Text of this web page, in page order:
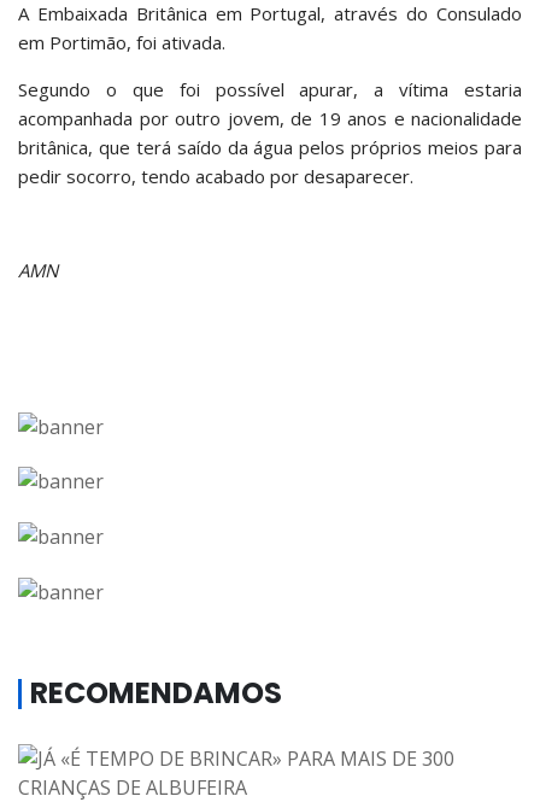
A Embaixada Britânica em Portugal, através do Consulado
em Portimão, foi ativada.
Segundo o que foi possível apurar, a vítima estaria
acompanhada por outro jovem, de 19 anos e nacionalidade
britânica, que terá saído da água pelos próprios meios para
pedir socorro, tendo acabado por desaparecer.
AMN
RECOMENDAMOS